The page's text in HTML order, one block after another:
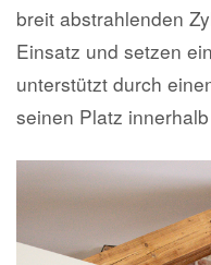
breit abstrahlenden
Einsatz und setzen
unterstützt durch
seinen Platz